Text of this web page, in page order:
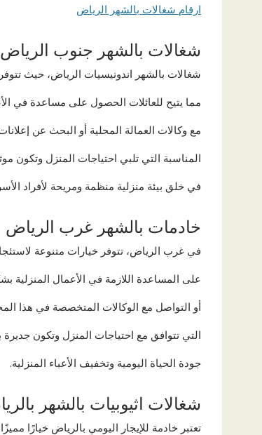
ارقام شغالات بالشهر الرياض
شغالات بالشهر جنوب الرياض
شغالات بالشهر اندونيسيات الرياض، حيث
مما يتيح للعائلات الحصول على مساعدة في
مع وكالات العمالة المحلية أو البحث عن
المناسبة التي تلبي احتياجات المنزل
في خلق بيئة منزلية منظمة ومريحة لأفراد
خادمات بالشهر غرب الرياض
في غرب الرياض، تتوفر خيارات متنوعة
على المساعدة اللازمة في الأعمال المنزلية
أو التواصل مع الوكالات المتخصصة في هذا
التي تتوافق مع احتياجات المنزل وتكون
جودة الحياة اليومية وتخفيف الأعباء المنزلية.
شغالات اثيوبيات بالشهر
تعتبر خادمة للإيجار اليومي بالرياض خيارًا